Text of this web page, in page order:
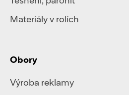
Materiály v rolích
Obory
Výroba reklamy